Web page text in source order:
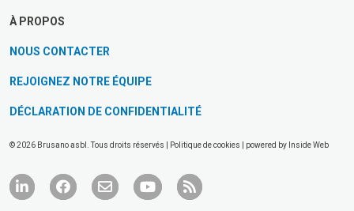
À PROPOS
NOUS CONTACTER
REJOIGNEZ NOTRE ÉQUIPE
DÉCLARATION DE CONFIDENTIALITÉ
© 2026 Brusano asbl. Tous droits réservés | Politique de cookies | powered by Inside Web